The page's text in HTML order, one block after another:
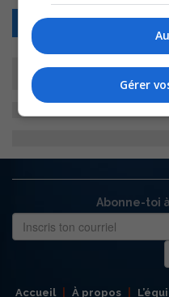
Retour
Abonne-toi
Accueil À propos
Gérer